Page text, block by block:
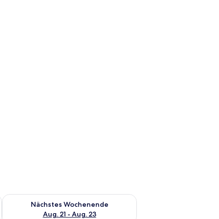
Aug. 14 - Aug. 16.
Nächstes Wochenende
Aug. 21 - Aug. 23
Überprüfe die Verfügbarkeit für nächstes Wochenende, Aug.